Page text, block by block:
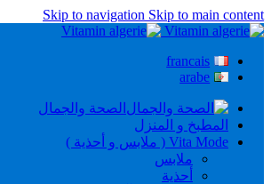
Skip to navigation Skip to main content
francais
arabe
الصحة والجمال
المطبخ و المنزل
Vita Mode ( ملابس و أحذية )
ملابس
أحذية